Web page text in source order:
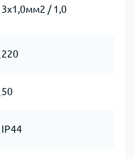
3х1,0мм2 / 1,0
220
50
IP44